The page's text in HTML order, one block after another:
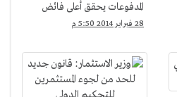
المدفوعات يحقق أعلى فائض
منذ 17 عامًا
28 فبراير 2014 5:50 م